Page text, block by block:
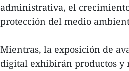
administrativa, el
protección del medio
Mientras, la exposición de
digital exhibirán productos y